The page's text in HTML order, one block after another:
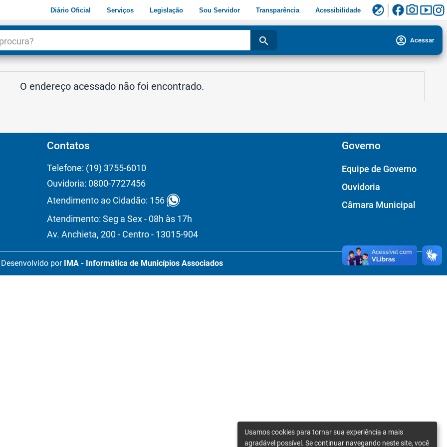
Diário Oficial Serviços Legislação Sou Servidor Transparência Acessibilidade flaky facebookphoto_camerasmart_display
search account_circle Acessar
O endereço acessado não foi encontrado.
Contatos
Telefone: (19) 3755-6010
Ouvidoria: 0800-7727456
Atendimento ao Cidadão: 156
Atendimento: Seg a Sex - 08h às 17h
Av. Anchieta, 200 - Centro - 13015-904
Governo
Equipe de Governo
Ouvidoria
Câmara Municipal
Desenvolvido por IMA - Informática de Municípios Associados
Usamos cookies para tornar sua experiência a mais
agradável possível. Se continuar navegando neste site, você